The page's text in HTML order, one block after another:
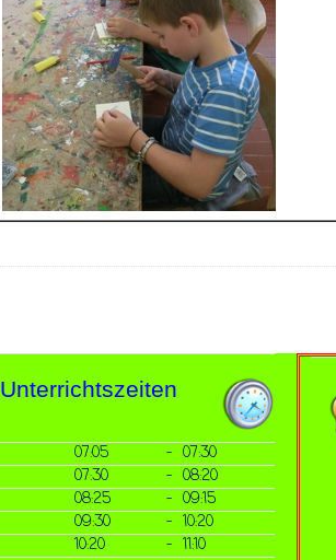
Unterrichtszeiten
07:05 - 07:30
07:30 - 08:20
08:25 - 09:15
09:30 - 10:20
10:20 - 11:10